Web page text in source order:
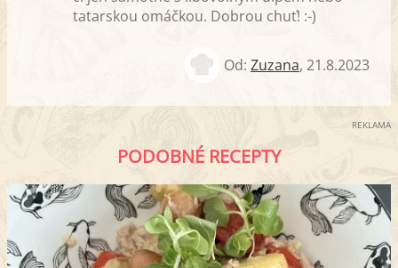
tatarskou omáčkou. Dobrou chuť! :-)
Od: Zuzana, 21.8.2023
REKLAMA
PODOBNÉ RECEPTY